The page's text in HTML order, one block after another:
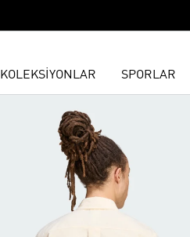
KOLEKSİYONLAR SPORLAR